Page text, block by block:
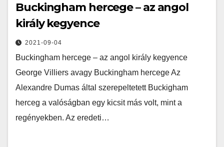
Buckingham hercege – az angol
király kegyence
2021-09-04
Buckingham hercege – az angol király kegyence
George Villiers avagy Buckingham hercege Az
Alexandre Dumas által szerepeltetett Buckigham
herceg a valóságban egy kicsit más volt, mint a
regényekben. Az eredeti…